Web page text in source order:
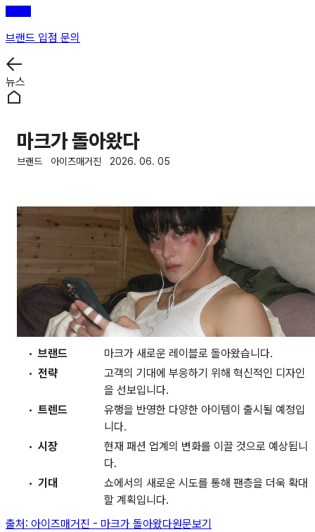
브랜드 입점 문의
뉴스
마크가 돌아왔다
브랜드 아이즈매거진 2026. 06. 05
브랜드
마크가 새로운 레이블로 돌아왔습니다.
전략
고객의 기대에 부응하기 위해 혁신적인 디자인
을 선보입니다.
트렌드
유행을 반영한 다양한 아이템이 출시될 예정입
니다.
시장
현재 패션 업계의 변화를 이끌 것으로 예상됩니
다.
기대
쇼에서의 새로운 시도를 통해 팬층을 더욱 확대
할 계획입니다.
출처: 아이즈매거진 - 마크가 돌아왔다원문보기